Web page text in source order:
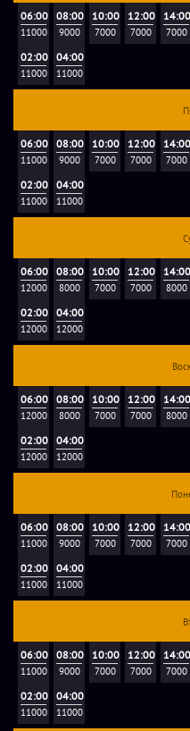
предоплату в размере
Оплата наличными или
Онлайн.
Увлекательный квест от
популярную и такую
незабываемым
будней и зарядиться
Комната
Стоимость - 1500 руб/час.
посадочных мест, если
ти детей усадить, но за
входит: большой стол,
маленький столик, диван и
нож, кулер, чайник, чай,
нет!).
Фотографию после игры
рублей (около 10 видео с
секунд-минуте). О
игрой!
Просмотр квеста, в
камеры на большом
руб до 10 чел.
06:00
11000
08:00
9000
10:00
7000
12:00
7000
14:00
7000
02:00
11000
04:00
11000
06:00
11000
08:00
9000
10:00
7000
12:00
7000
14:00
7000
02:00
11000
04:00
11000
06:00
12000
08:00
8000
10:00
7000
12:00
7000
14:00
8000
02:00
12000
04:00
12000
06:00
12000
08:00
8000
10:00
7000
12:00
7000
14:00
8000
02:00
12000
04:00
12000
06:00
11000
08:00
9000
10:00
7000
12:00
7000
14:00
7000
02:00
11000
04:00
11000
06:00
11000
08:00
9000
10:00
7000
12:00
7000
14:00
7000
02:00
11000
04:00
11000